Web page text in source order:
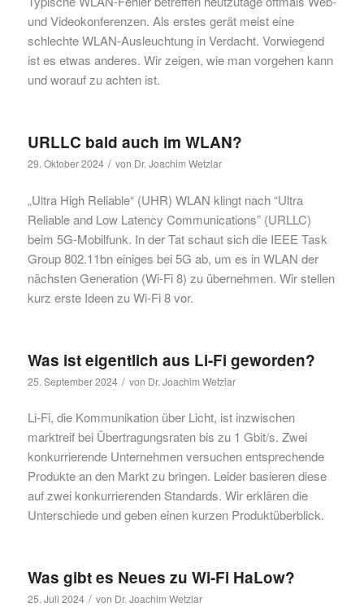
und Videokonferenzen. Als erstes gerät meist eine
schlechte WLAN-Ausleuchtung in Verdacht. Vorwiegend
ist es etwas anderes. Wir zeigen, wie man vorgehen kann
und worauf zu achten ist.
URLLC bald auch im WLAN?
29. Oktober 2024 / von Dr. Joachim Wetzlar
„Ultra High Reliable“ (UHR) WLAN klingt nach “Ultra
Reliable and Low Latency Communications” (URLLC)
beim 5G-Mobilfunk. In der Tat schaut sich die IEEE Task
Group 802.11bn einiges bei 5G ab, um es in WLAN der
nächsten Generation (Wi-Fi 8) zu übernehmen. Wir stellen
kurz erste Ideen zu Wi-Fi 8 vor.
Was ist eigentlich aus Li-Fi geworden?
25. September 2024 / von Dr. Joachim Wetzlar
Li-Fi, die Kommunikation über Licht, ist inzwischen
marktreif bei Übertragungsraten bis zu 1 Gbit/s. Zwei
konkurrierende Unternehmen versuchen entsprechende
Produkte an den Markt zu bringen. Leider basieren diese
auf zwei konkurrierenden Standards. Wir erklären die
Unterschiede und geben einen kurzen Produktüberblick.
Was gibt es Neues zu Wi-Fi HaLow?
25. Juli 2024 / von Dr. Joachim Wetzlar